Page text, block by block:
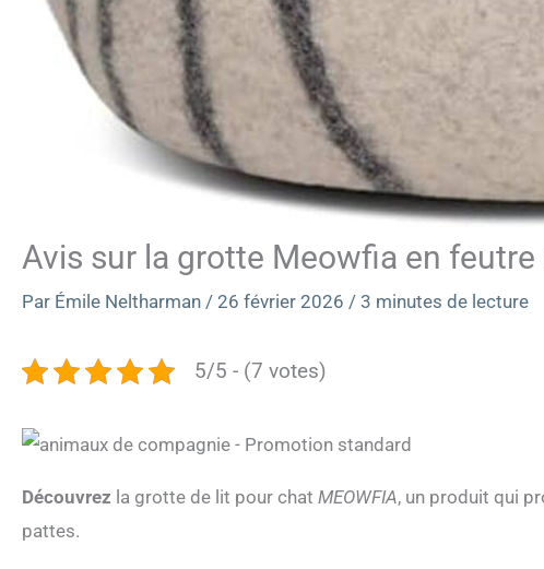
Avis sur la grotte Meowfia en
Par Émile Neltharman / 26 février 2026 / 3 minutes de lecture
5/5 - (7 votes)
Découvrez la grotte de lit pour chat MEOWFIA, un produit qui
pattes.